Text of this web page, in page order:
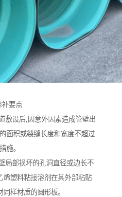
补要点
敷设后,因意外因素造成管壁出
面积或裂缝长度和宽度不超过
施。
局部损坏的孔洞直径或边长不
烯塑料粘接溶剂在其外部粘贴
样材质的圆形板。